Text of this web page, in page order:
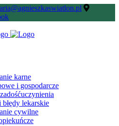
karne
i gospodarcze
lekarskie
cywilne